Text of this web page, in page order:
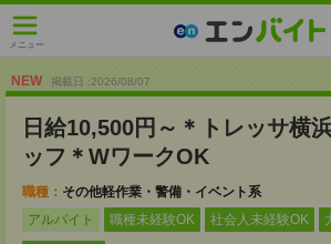
メニュー
NEW 掲載日 :2026/08/07
日給10,500円～＊トレッサ横
ッフ＊WワークOK
職種： その他軽作業・警備・イベント系
アルバイト
職種未経験OK 社会人未経験OK